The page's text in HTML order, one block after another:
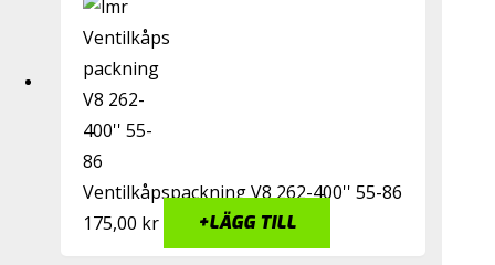
Ventilkåpspackning V8 262-400'' 55-86
175,00 kr +LÄGG TILL